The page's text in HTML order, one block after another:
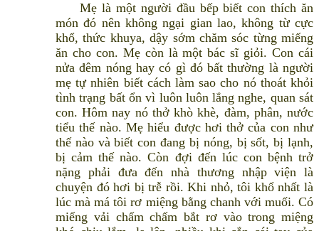
Mẹ là một người đầu bếp biết con thích ăn
món đó nên không ngại gian lao, không từ cực
khổ, thức khuya, dậy sớm chăm sóc từng miếng
ăn cho con. Mẹ còn là một bác sĩ giỏi. Con cái
nửa đêm nóng hay có gì đó bất thường là người
mẹ tự nhiên biết cách làm sao cho nó thoát khỏi
tình trạng bất ổn vì luôn luôn lắng nghe, quan sát
con. Hôm nay nó thở khò khè, đàm, phân, nước
tiểu thế nào. Mẹ hiểu được hơi thở của con như
thế nào và biết con đang bị nóng, bị sốt, bị lạnh,
bị cảm thế nào. Còn đợi đến lúc con bệnh trở
nặng phải đưa đến nhà thương nhập viện là
chuyện đó hơi bị trễ rồi. Khi nhỏ, tôi khổ nhất là
lúc mà má tôi rơ miệng bằng chanh với muối. Có
miếng vải chấm chấm bắt rơ vào trong miệng